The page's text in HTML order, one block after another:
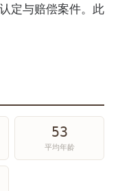
定与赔偿案件。此
53
平均年龄